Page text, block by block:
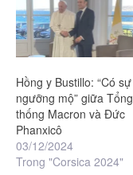
Hồng y Bustillo: “Có sự
ngưỡng mộ” giữa Tổng
thống Macron và Đức
Phanxicô
03/12/2024
Trong "Corsica 2024"